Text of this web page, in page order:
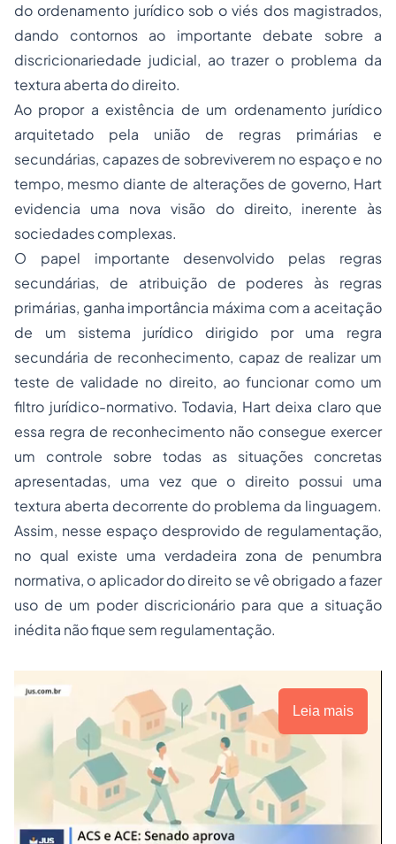
do ordenamento jurídico sob o viés dos magistrados,
dando contornos ao importante debate sobre a
discricionariedade judicial, ao trazer o problema da
textura aberta do direito.
Ao propor a existência de um ordenamento jurídico
arquitetado pela união de regras primárias e
secundárias, capazes de sobreviverem no espaço e no
tempo, mesmo diante de alterações de governo, Hart
evidencia uma nova visão do direito, inerente às
sociedadescomplexas.
O papel importante desenvolvido pelas regras
secundárias, de atribuição de poderes às regras
primárias, ganha importância máxima com a aceitação
de um sistema jurídico dirigido por uma regra
secundária de reconhecimento, capaz de realizar um
teste de validade no direito, ao funcionar como um
filtro jurídico-normativo. Todavia, Hart deixa claro que
essa regra de reconhecimento não consegue exercer
um controle sobre todas as situações concretas
apresentadas, uma vez que o direito possui uma
textura aberta decorrente do problema da linguagem.
Assim, nesse espaço desprovido de regulamentação,
no qual existe uma verdadeira zona de penumbra
normativa, o aplicador do direito se vê obrigado a fazer
uso de um poder discricionário para que a situação
inédita não fique sem regulamentação.
Leia mais